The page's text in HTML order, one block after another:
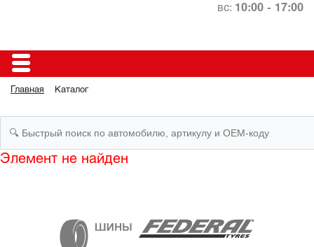
вс: 10:00 - 17:00
Главная Каталог
Элемент не найден